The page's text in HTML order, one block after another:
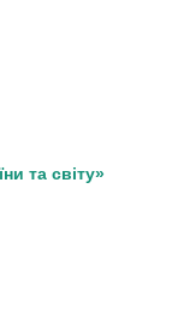
та світу»